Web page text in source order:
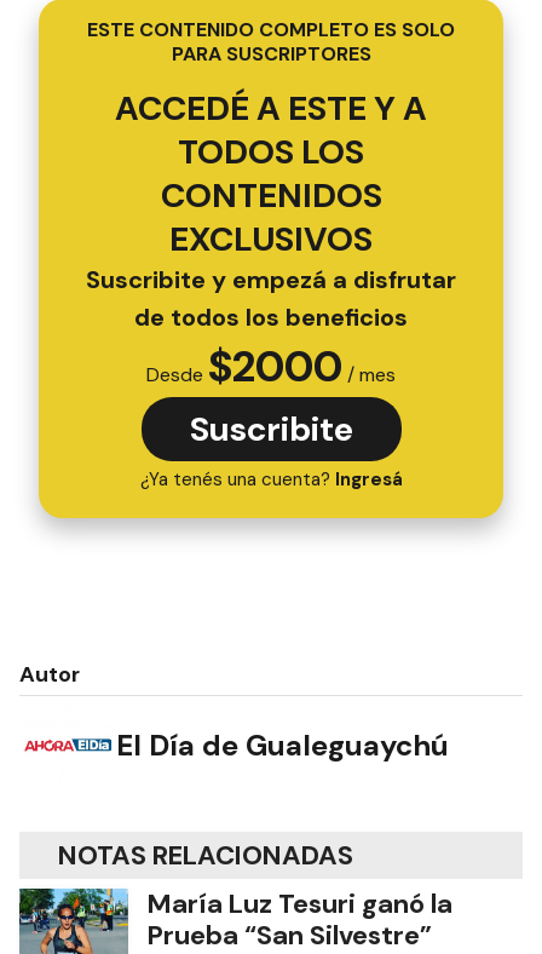
ESTE CONTENIDO COMPLETO ES SOLO
PARA SUSCRIPTORES
ACCEDÉ A ESTE Y A
TODOS LOS
CONTENIDOS
EXCLUSIVOS
Suscribite y empezá a disfrutar
de todos los beneficios
Desde $2000 / mes
Suscribite
¿Ya tenés una cuenta? Ingresá
Autor
El Día de Gualeguaychú
NOTAS RELACIONADAS
María Luz Tesuri ganó la
Prueba “San Silvestre”